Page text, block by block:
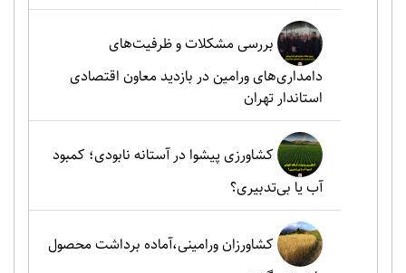
بررسی مشکلات و ظرفیت‌های
دامداری‌های ورامین در بازدید معاون اقتصادی
استاندار تهران
کشاورزی پیشوا در آستانه نابودی؛ کمبود
آب یا بی‌تدبیری؟
کشاورزان ورامینی،آماده برداشت محصول